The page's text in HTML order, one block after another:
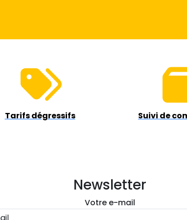
Tarifs dégressifs Suivi de
Newsletter
Votre e-mail